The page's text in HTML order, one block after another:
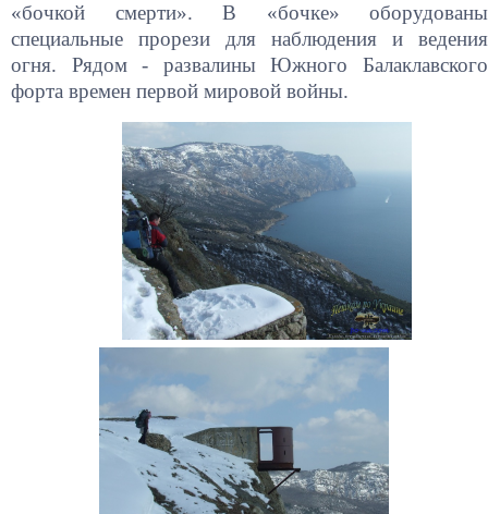
«бочкой смерти». В «бочке» оборудованы
специальные прорези для наблюдения и ведения
огня. Рядом - развалины Южного Балаклавского
форта времен первой мировой войны.